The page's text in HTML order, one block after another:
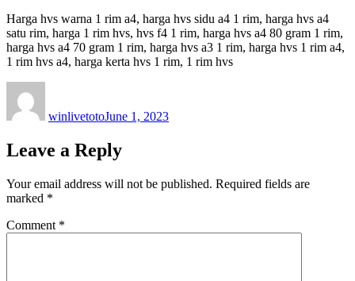
Harga hvs warna 1 rim a4, harga hvs sidu a4 1 rim, harga hvs a4
satu rim, harga 1 rim hvs, hvs f4 1 rim, harga hvs a4 80 gram 1 rim,
harga hvs a4 70 gram 1 rim, harga hvs a3 1 rim, harga hvs 1 rim a4,
1 rim hvs a4, harga kerta hvs 1 rim, 1 rim hvs
winlivetotoJune 1, 2023
Leave a Reply
Your email address will not be published. Required fields are
marked *
Comment *